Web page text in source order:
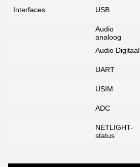
Interfaces USB
Audio
analoog
Audio Digitaal
UART
USIM
ADC
NETLIGHT-
status